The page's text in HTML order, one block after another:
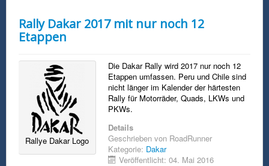
Rally Dakar 2017 mit nur noch 12
Etappen
Rallye Dakar Logo
Die Dakar Rally wird 2017 nur noch 12
Etappen umfassen. Peru und Chile sind
nicht länger im Kalender der härtesten
Rally für Motorräder, Quads, LKWs und
PKWs.
Details
Geschrieben von RoadRunner
Kategorie: Dakar
Veröffentlicht: 04. Mai 2016